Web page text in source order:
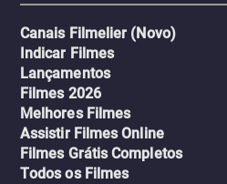
Canais Filmelier (Novo)
Indicar Filmes
Lançamentos
Filmes 2026
Melhores Filmes
Assistir Filmes Online
Filmes Grátis Completos
Todos os Filmes